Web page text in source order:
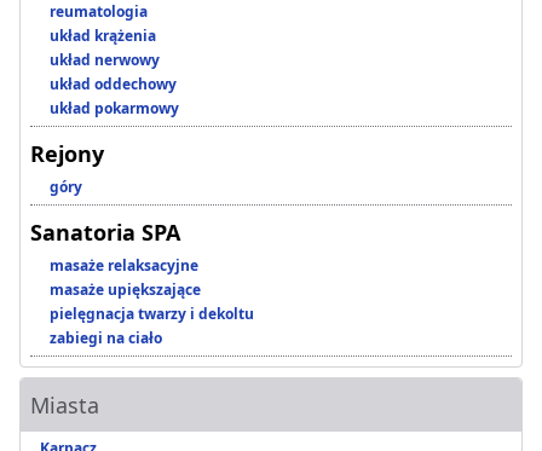
reumatologia
układ krążenia
układ nerwowy
układ oddechowy
układ pokarmowy
Rejony
góry
Sanatoria SPA
masaże relaksacyjne
masaże upiększające
pielęgnacja twarzy i dekoltu
zabiegi na ciało
Miasta